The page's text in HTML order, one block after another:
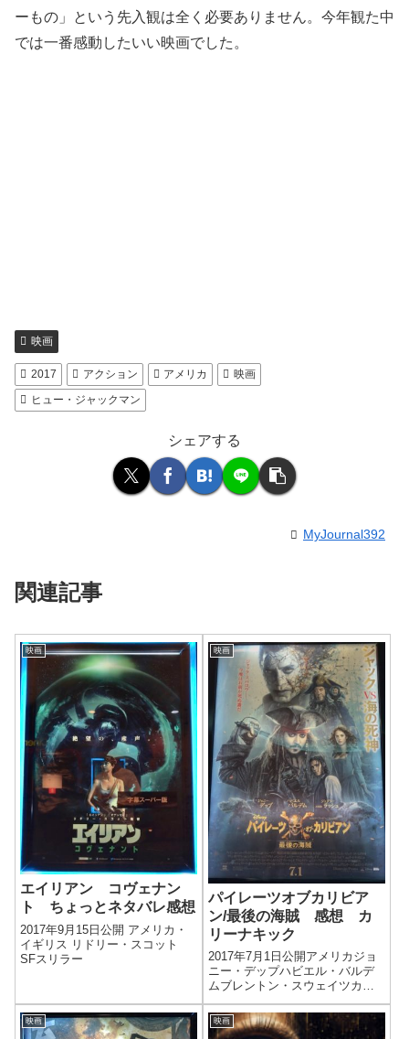
ーもの」という先入観は全く必要ありません。今年観た中
では一番感動したいい映画でした。
映画
2017 アクション アメリカ
映画
ヒュー・ジャックマン
シェアする
MyJournal392
関連記事
映画
エイリアン コヴェナン
ト ちょっとネタバレ感想
2017年9月15日公開 アメリカ・
イギリス リドリー・スコット
SFスリラー
映画
パイレーツオブカリビア
ン/最後の海賊 感想 カ
リーナキック
2017年7月1日公開アメリカジョ
ニー・デップハビエル・バルデ
ムブレントン・スウェイツカ
ヤ・スコデラリオ
映画 映画